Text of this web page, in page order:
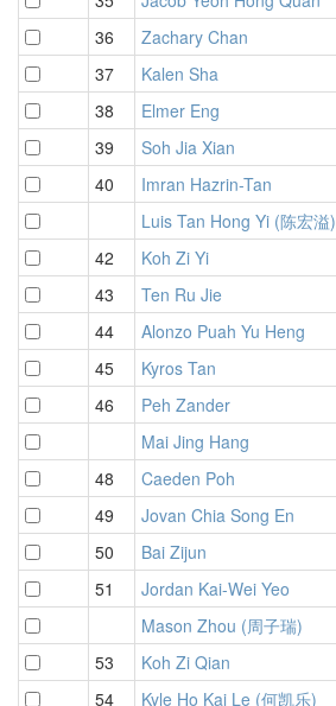
36
Zachary Chan
37
Kalen Sha
38
Elmer Eng
39
Soh Jia Xian
40
Imran Hazrin-Tan
Luis Tan Hong Yi (陈宏溢)
42
Koh Zi Yi
43
Ten Ru Jie
44
Alonzo Puah Yu Heng
45
Kyros Tan
46
Peh Zander
Mai Jing Hang
48
Caeden Poh
49
Jovan Chia Song En
50
Bai Zijun
51
Jordan Kai-Wei Yeo
Mason Zhou (周子瑞)
53
Koh Zi Qian
54
Kyle Ho Kai Le (何凯乐)